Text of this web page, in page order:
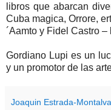
libros que abarcan
Cuba magica, Orrore,
´Aamto y Fidel Castro
Gordiano Lupi es un
y un promotor de las
Joaquin Estrada-